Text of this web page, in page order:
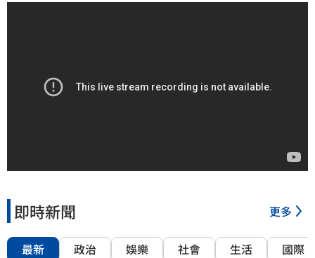
即時新聞 更多
最新 政治 娛樂 社會 生活 國際